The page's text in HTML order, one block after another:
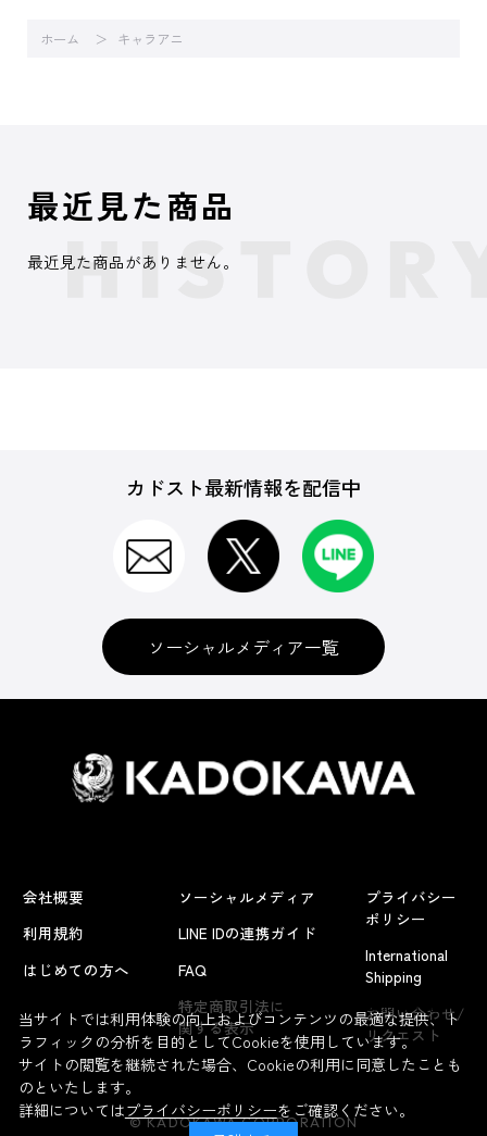
ホーム キャラアニ
よくあるお問い合わせ
最近見た商品
最近見た商品がありません。
カドスト最新情報を配信中
ソーシャルメディア一覧
会社概要
利用規約
はじめての方へ
ソーシャルメディア
LINE IDの連携ガイド
FAQ
特定商取引法に
関する表示
プライバシー
ポリシー
International
Shipping
お問い合わせ/
リクエスト
© KADOKAWA CORPORATION
当サイトでは利用体験の向上およびコンテンツの最適な提供、ト
ラフィックの分析を目的としてCookieを使用しています。
サイトの閲覧を継続された場合、Cookieの利用に同意したことも
のといたします。
詳細についてはプライバシーポリシーをご確認ください。